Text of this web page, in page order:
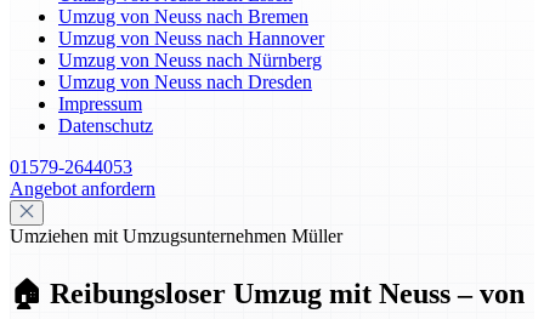
Umzug von Neuss nach Bremen
Umzug von Neuss nach Hannover
Umzug von Neuss nach Nürnberg
Umzug von Neuss nach Dresden
Impressum
Datenschutz
01579-2644053
Angebot anfordern
Umziehen mit Umzugsunternehmen Müller
🏠 Reibungsloser Umzug mit Neuss – von